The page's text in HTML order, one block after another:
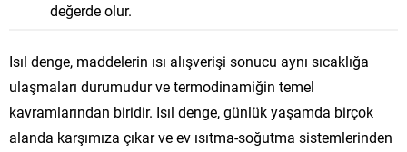
değerde olur.
Isıl denge, maddelerin ısı alışverişi sonucu aynı sıcaklığa
ulaşmaları durumudur ve termodinamiğin temel
kavramlarından biridir. Isıl denge, günlük yaşamda birçok
alanda karşımıza çıkar ve ev ısıtma-soğutma sistemlerinden